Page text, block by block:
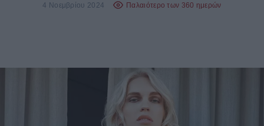
4 Νοεμβρίου 2024 Παλαιότερο των 360 ημερών